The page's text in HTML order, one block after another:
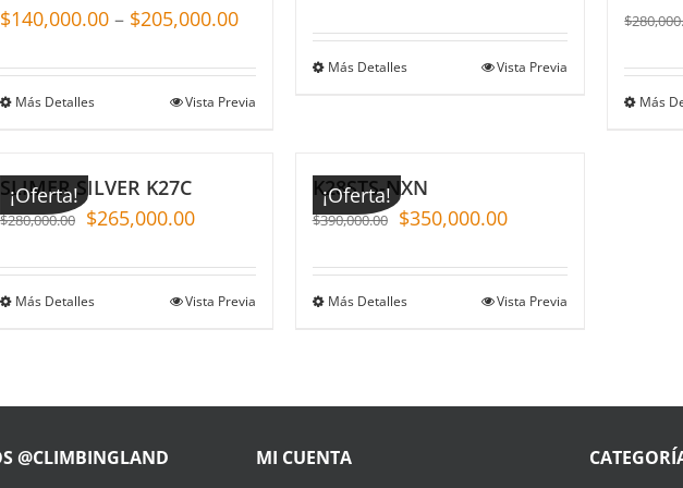
$140,000.00 – $205,000.00
Más Detalles Vista Previa
Más Detalles Vista Previa
$
Más
¡Oferta!
SLIMER SILVER K27C
$280,000.00 $265,000.00
Más Detalles Vista Previa
¡Oferta!
K28STS-NXN
$390,000.00 $350,000.00
Más Detalles Vista Previa
@CLIMBINGLAND MI CUENTA